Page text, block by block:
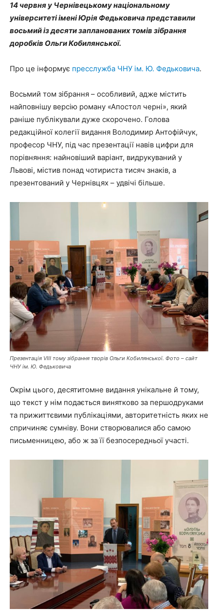
14 червня у Чернівецькому національному
університеті імені Юрія Федьковича представили
восьмий із десяти запланованих томів зібрання
доробків Ольги Кобилянської.
Про це інформує пресслужба ЧНУ ім. Ю. Федьковича.
Восьмий том зібрання – особливий, адже містить
найповнішу версію роману «Апостол черні», який
раніше публікували дуже скорочено. Голова
редакційної колегії видання Володимир Антофійчук,
професор ЧНУ, під час презентації навів цифри для
порівняння: найновіший варіант, видрукуваний у
Львові, містив понад чотириста тисяч знаків, а
презентований у Чернівцях – удвічі більше.
Презентація VIII тому зібрання творів Ольги Кобилянської. Фото – сайт
ЧНУ ім. Ю. Федьковича
Окрім цього, десятитомне видання унікальне й тому,
що текст у нім подається винятково за першодруками
та прижиттєвими публікаціями, авторитетність яких не
спричиняє сумніву. Вони створювалися або самою
письменницею, або ж за її безпосередньої участі.